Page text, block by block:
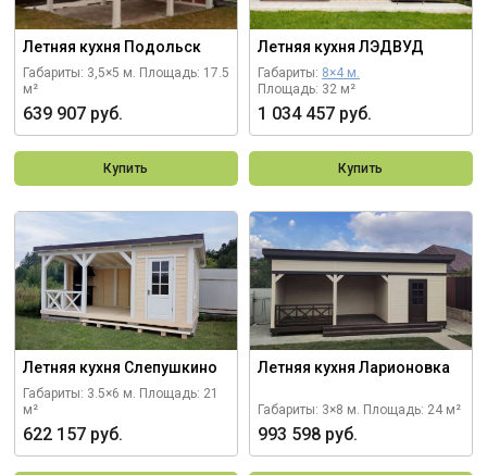
Летняя кухня Подольск
Габариты: 3,5×5 м. Площадь: 17.5
м²
639 907 руб.
Купить
Летняя кухня ЛЭДВУД
Габариты: 8×4 м.
Площадь: 32 м²
1 034 457 руб.
Купить
Летняя кухня Слепушкино
Габариты: 3.5×6 м. Площадь: 21
м²
622 157 руб.
Летняя кухня Ларионовка
Габариты: 3×8 м. Площадь: 24 м²
993 598 руб.